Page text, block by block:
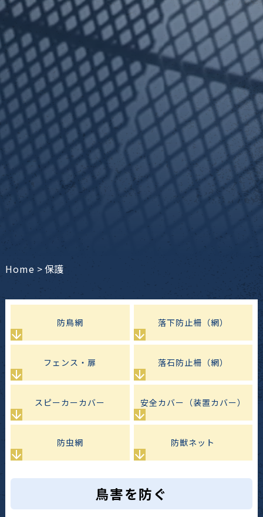
Home >保護
防鳥網 落下防止柵（網）
フェンス・扉 落石防止柵（網）
スピーカーカバー 安全カバー（装置カバー）
防虫網 防獣ネット
鳥害を防ぐ